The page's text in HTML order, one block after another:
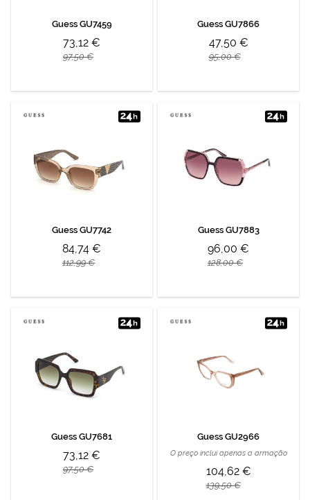
Guess GU7459
73,12 €
97,50 €
Guess GU7866
47,50 €
95,00 €
Guess GU7742
84,74 €
112,99 €
Guess GU7883
96,00 €
128,00 €
Guess GU7681
73,12 €
97,50 €
Guess GU2966
O preço inclui apenas a armação
104,62 €
139,50 €